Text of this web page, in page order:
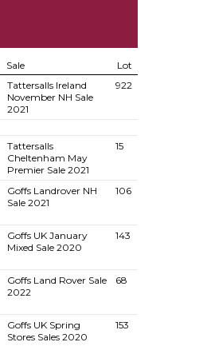
Sale
Lot
Tattersalls Ireland
November NH Sale
2021
922
Tattersalls
Cheltenham May
Premier Sale 2021
15
Goffs Landrover NH
Sale 2021
106
Goffs UK January
Mixed Sale 2020
143
Goffs Land Rover Sale
2022
68
Goffs UK Spring
Stores Sales 2020
153